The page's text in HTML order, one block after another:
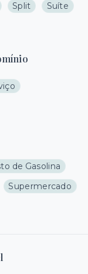
Split
Suíte
de Gasolina
Supermercado